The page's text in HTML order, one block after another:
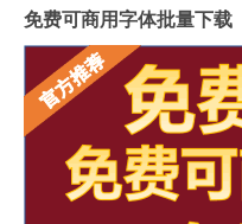
免费可商用字体批量下载